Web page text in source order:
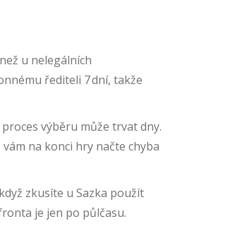
u nelegálních
řediteli 7 dní, takže
výběru může trvat dny.
na konci hry načte chyba
zkusíte u Sazka použít
je jen po půlčasu.